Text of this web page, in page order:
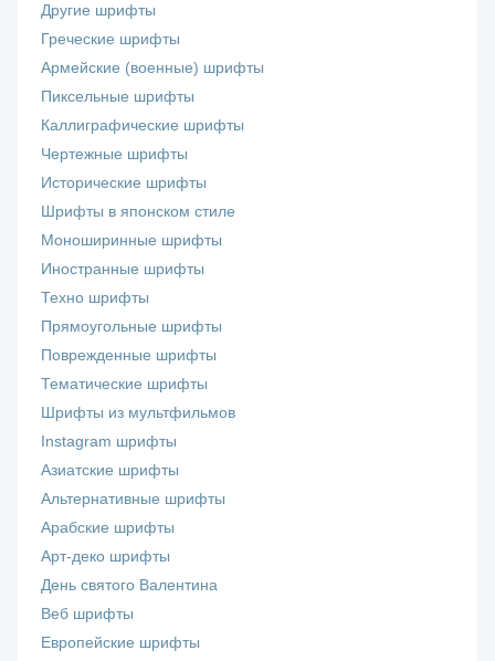
Другие шрифты
Греческие шрифты
Армейские (военные) шрифты
Пиксельные шрифты
Каллиграфические шрифты
Чертежные шрифты
Исторические шрифты
Шрифты в японском стиле
Моноширинные шрифты
Иностранные шрифты
Техно шрифты
Прямоугольные шрифты
Поврежденные шрифты
Тематические шрифты
Шрифты из мультфильмов
Instagram шрифты
Азиатские шрифты
Альтернативные шрифты
Арабские шрифты
Арт-деко шрифты
День святого Валентина
Веб шрифты
Европейские шрифты